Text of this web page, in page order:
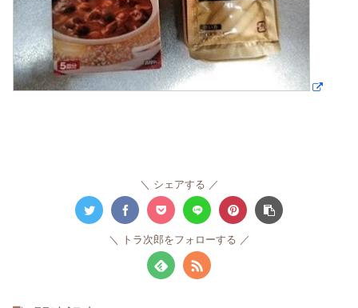
シェアする
トラ次郎をフォローする